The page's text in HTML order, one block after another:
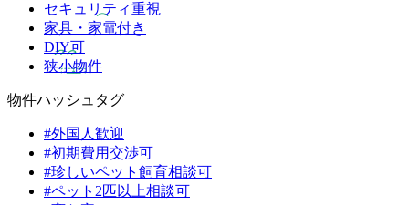
セキュリティ重視
家具・家電付き
DIY可
狭小物件
物件ハッシュタグ
#外国人歓迎
#初期費用交渉可
#珍しいペット飼育相談可
#ペット2匹以上相談可